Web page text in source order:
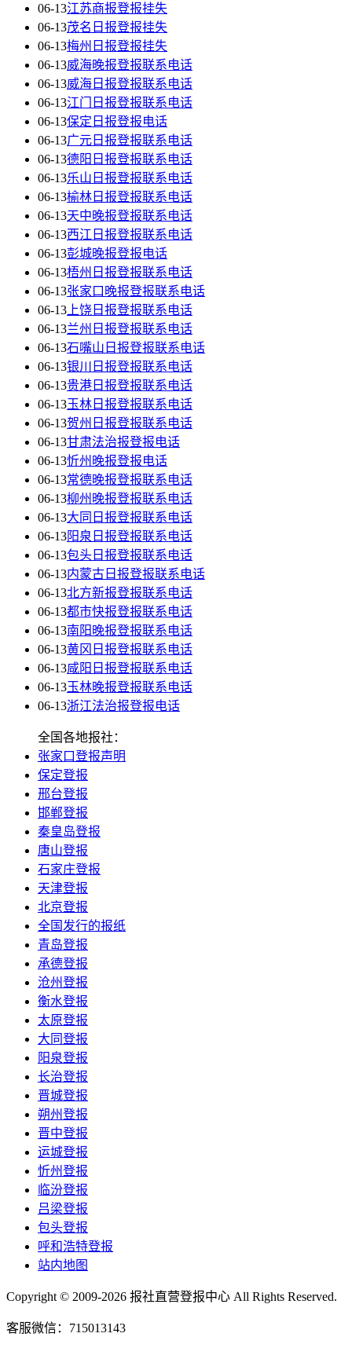
06-13江苏商报登报挂失
06-13茂名日报登报挂失
06-13梅州日报登报挂失
06-13威海晚报登报联系电话
06-13威海日报登报联系电话
06-13江门日报登报联系电话
06-13保定日报登报电话
06-13广元日报登报联系电话
06-13德阳日报登报联系电话
06-13乐山日报登报联系电话
06-13榆林日报登报联系电话
06-13天中晚报登报联系电话
06-13西江日报登报联系电话
06-13彭城晚报登报电话
06-13梧州日报登报联系电话
06-13张家口晚报登报联系电话
06-13 上饶日报登报联系电话
06-13兰州日报登报联系电话
06-13石嘴山日报登报联系电话
06-13银川日报登报联系电话
06-13贵港日报登报联系电话
06-13玉林日报登报联系电话
06-13贺州日报登报联系电话
06-13甘肃法治报登报电话
06-13忻州晚报登报电话
06-13常德晚报登报联系电话
06-13柳州晚报登报联系电话
06-13大同日报登报联系电话
06-13阳泉日报登报联系电话
06-13包头日报登报联系电话
06-13内蒙古日报登报联系电话
06-13北方新报登报联系电话
06-13都市快报登报联系电话
06-13南阳晚报登报联系电话
06-13黄冈日报登报联系电话
06-13咸阳日报登报联系电话
06-13玉林晚报登报联系电话
06-13浙江法治报登报电话
全国各地报社：
张家口登报声明
保定登报
邢台登报
邯郸登报
秦皇岛登报
唐山登报
石家庄登报
天津登报
北京登报
全国发行的报纸
青岛登报
承德登报
沧州登报
衡水登报
太原登报
大同登报
阳泉登报
长治登报
晋城登报
朔州登报
晋中登报
运城登报
忻州登报
临汾登报
吕梁登报
包头登报
呼和浩特登报
站内地图
Copyright © 2009-2026 报社直营登报中心 All Rights Reserved.
客服微信：715013143